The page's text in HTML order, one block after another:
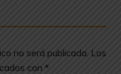
no será publicada. Los
con *